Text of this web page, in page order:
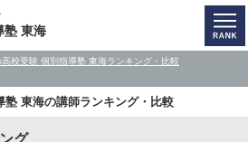
塾 東海
高校受験 個別指導塾 東海ランキング・比較
塾 東海の講師ランキング・比較
グ